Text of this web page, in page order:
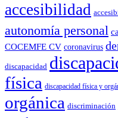
accesibilidad
autonomía personal
COCEMFE CV coronavirus
discapacidad
física discapacidad física y
orgánica discriminación